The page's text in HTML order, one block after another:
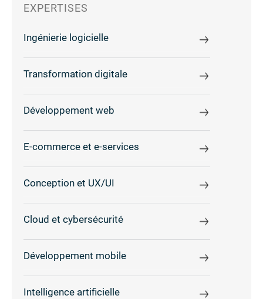
EXPERTISES
Ingénierie logicielle
Transformation digitale
Développement web
E-commerce et e-services
Conception et UX/UI
Cloud et cybersécurité
Développement mobile
Intelligence artificielle